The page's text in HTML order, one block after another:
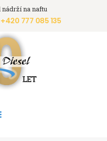
na naftu
+420 777 085 135
s.r.o.
na naftu